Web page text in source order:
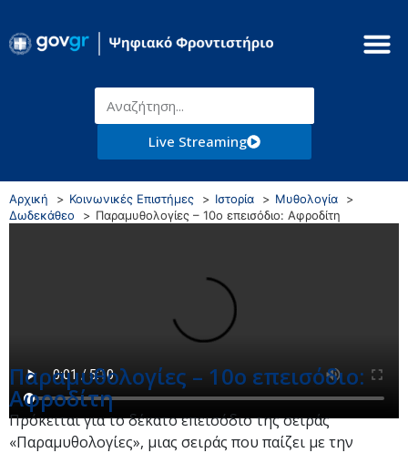
Live Streaming
Αρχική Κοινωνικές Επιστήμες Ιστορία
Μυθολογία
Δωδεκάθεο
Παραμυθολογίες – 10ο επεισόδιο: Αφροδίτη
Παραμυθολογίες – 10ο επεισόδιο:
Αφροδίτη
Πρόκειται για το δέκατο επεισόδιο της σειράς
«Παραμυθολογίες», μιας σειράς που παίζει με την